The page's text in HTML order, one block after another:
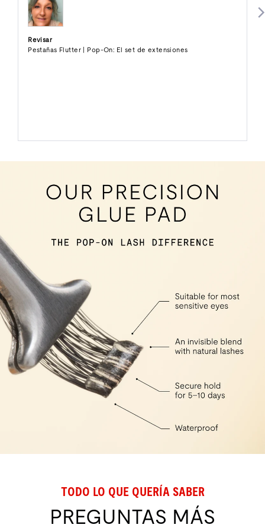
Revisar
Pestañas Flutter | Pop-On: El set de extensiones
TODO LO QUE QUERÍA SABER
PREGUNTAS MÁS